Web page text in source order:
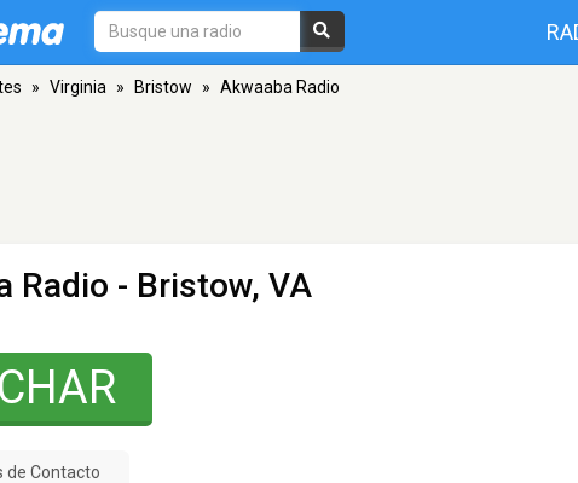
» Virginia » Bristow » Akwaaba Radio
Radio - Bristow, VA
de Contacto